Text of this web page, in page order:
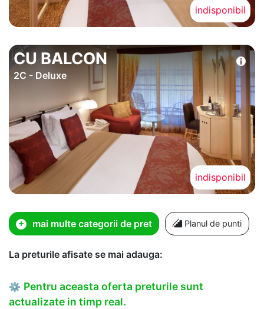
indisponibil
CU BALCON
2C - Deluxe
indisponibil
mai multe categorii de pret Planul de punti
La preturile afisate se mai adauga:
⚙ Pentru aceasta oferta preturile sunt
actualizate in timp real.